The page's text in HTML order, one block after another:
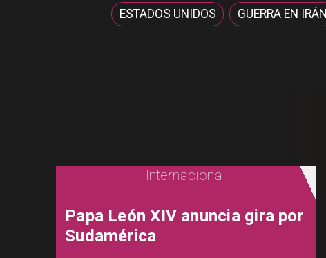
ESTADOS UNIDOS GUERRA EN IRÁN
Internacional
Papa León XIV anuncia gira por
Sudamérica